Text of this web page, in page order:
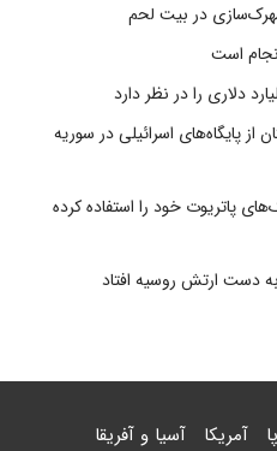
در بیت‌ لحم
است
پایگاه‌های اسرائیلی در سوریه
از موشک‌های پاتریوت خود را استفاده کرده
به دست ارتش روسیه افتاد
آمریکا آسیا و آفریقا